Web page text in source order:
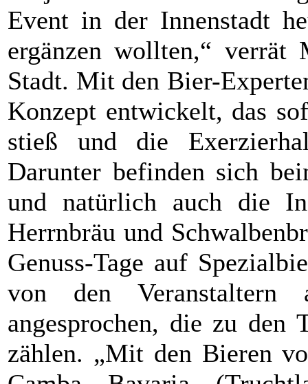
Event in der Innenstadt
ergänzen wollten,“
Stadt. Mit den Bier-
Konzept entwickelt, das
stieß und die
Darunter befinden sich
und natürlich auch die
Herrnbräu und
Genuss-Tage auf
von den Veranstaltern
angesprochen, die zu den
zählen. „Mit den Bieren